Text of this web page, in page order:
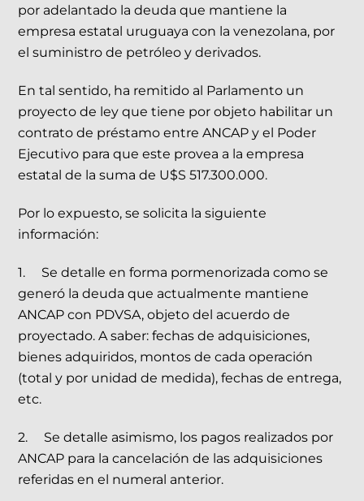
por adelantado la deuda que mantiene la
empresa estatal uruguaya con la venezolana, por
el suministro de petróleo y derivados.
En tal sentido, ha remitido al Parlamento un
proyecto de ley que tiene por objeto habilitar un
contrato de préstamo entre ANCAP y el Poder
Ejecutivo para que este provea a la empresa
estatal de la suma de U$S 517.300.000.
Por lo expuesto, se solicita la siguiente
información:
1. Se detalle en forma pormenorizada como se
generó la deuda que actualmente mantiene
ANCAP con PDVSA, objeto del acuerdo de
proyectado. A saber: fechas de adquisiciones,
bienes adquiridos, montos de cada operación
(total y por unidad de medida), fechas de entrega,
etc.
2. Se detalle asimismo, los pagos realizados por
ANCAP para la cancelación de las adquisiciones
referidas en el numeral anterior.